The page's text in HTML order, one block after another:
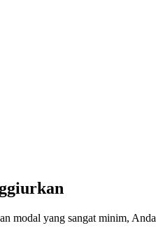
modal yang sangat minim,